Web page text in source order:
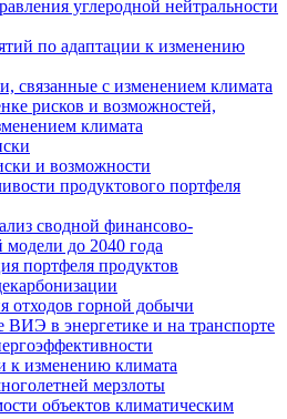
углеродной нейтральности
по адаптации к изменению
связанные с изменением климата
рисков и возможностей,
климата
и возможности
продуктового портфеля
сводной финансово-
модели до 2040 года
портфеля продуктов
отходов горной добычи
ВИЭ в энергетике и на транспорте
к изменению климата
мерзлоты
объектов климатическим